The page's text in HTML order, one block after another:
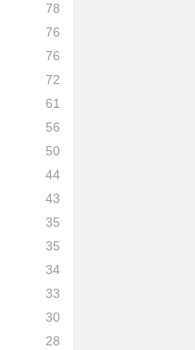
78
76
76
72
61
56
50
44
43
35
35
34
33
30
28